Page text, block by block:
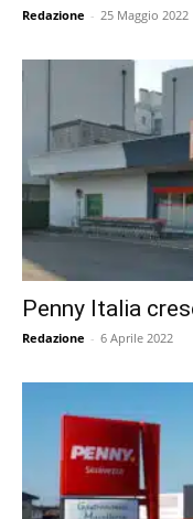
Redazione - 25 Maggio 2022
Penny Italia
Redazione - 6 Aprile 2022